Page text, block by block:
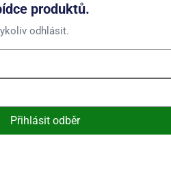
produktů.
odhlásit.
Přihlásit odběr